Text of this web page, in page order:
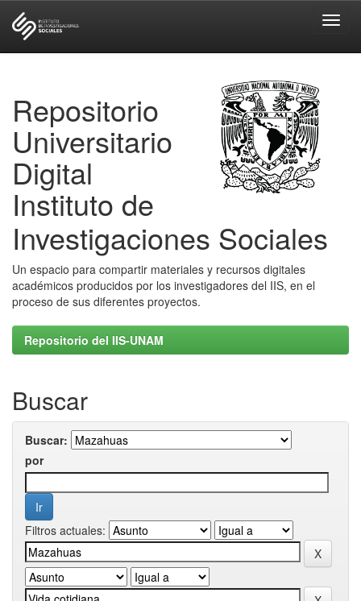
Repositorio
Universitario
Digital
Instituto de
Investigaciones Sociales
Un espacio para compartir materiales y recursos digitales
académicos producidos por los investigadores del IIS, en el
proceso de sus diferentes proyectos.
Repositorio del IIS-UNAM
Buscar
Buscar:
por
Filtros actuales: